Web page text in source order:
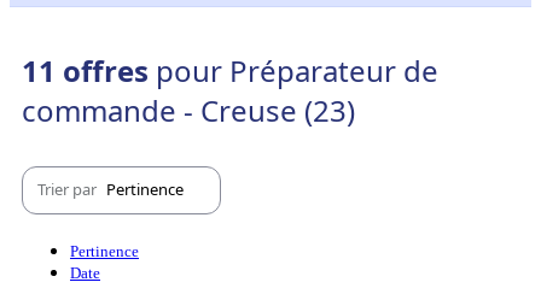
11 offres pour Préparateur de
commande - Creuse (23)
Trier par Pertinence
Pertinence
Date